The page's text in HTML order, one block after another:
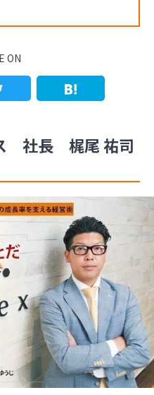
ON
社長 梶尾 祐司